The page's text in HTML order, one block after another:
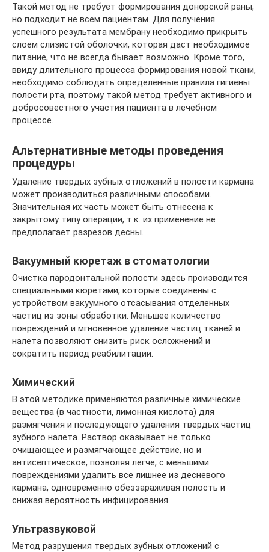
Такой метод не требует формирования донорской раны,
но подходит не всем пациентам. Для получения
успешного результата мембрану необходимо прикрыть
слоем слизистой оболочки, которая даст необходимое
питание, что не всегда бывает возможно. Кроме того,
ввиду длительного процесса формирования новой ткани,
необходимо соблюдать определенные правила гигиены
полости рта, поэтому такой метод требует активного и
добросовестного участия пациента в лечебном
процессе.
Альтернативные методы проведения
процедуры
Удаление твердых зубных отложений в полости кармана
может производиться различными способами.
Значительная их часть может быть отнесена к
закрытому типу операции, т.к. их применение не
предполагает разрезов десны.
Вакуумный кюретаж в стоматологии
Очистка пародонтальной полости здесь производится
специальными кюретами, которые соединены с
устройством вакуумного отсасывания отделенных
частиц из зоны обработки. Меньшее количество
повреждений и мгновенное удаление частиц тканей и
налета позволяют снизить риск осложнений и
сократить период реабилитации.
Химический
В этой методике применяются различные химические
вещества (в частности, лимонная кислота) для
размягчения и последующего удаления твердых частиц
зубного налета. Раствор оказывает не только
очищающее и размягчающее действие, но и
антисептическое, позволяя легче, с меньшими
повреждениями удалить все лишнее из десневого
кармана, одновременно обеззараживая полость и
снижая вероятность инфицирования.
Ультразвуковой
Метод разрушения твердых зубных отложений с